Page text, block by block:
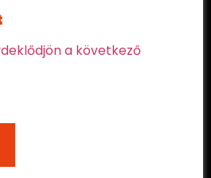
a következő